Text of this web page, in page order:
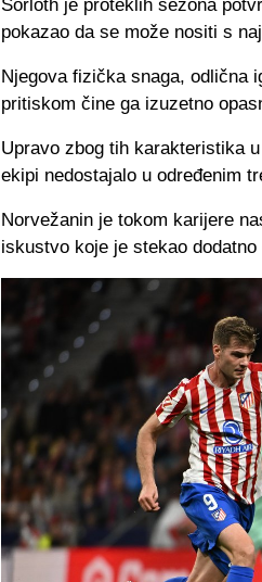
Sorloth je proteklih sezona
pokazao da se može nositi s
Njegova fizička snaga, odlična
pritiskom čine ga izuzetno
Upravo zbog tih karakteristika
ekipi nedostajalo u određenim
Norvežanin je tokom karijere
iskustvo koje je stekao